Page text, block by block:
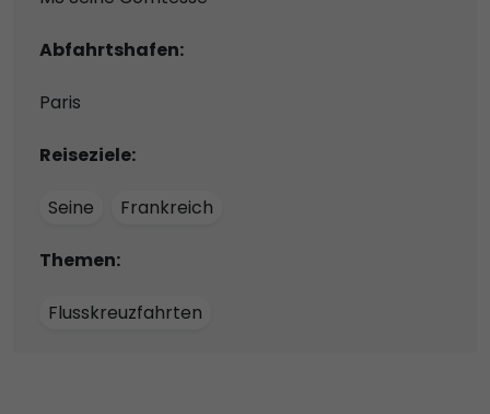
Abfahrtshafen:
Paris
Reiseziele:
Seine Frankreich
Themen:
Flusskreuzfahrten